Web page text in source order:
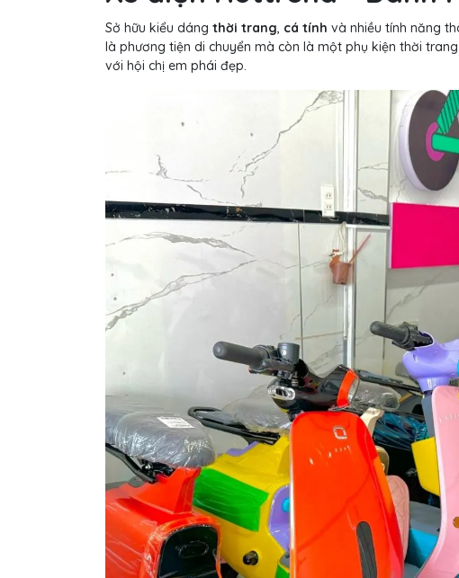
Sở hữu kiểu dáng thời trang, cá tính và nhiều tính năng
là phương tiện di chuyển mà còn là một phụ kiện thời
với hội chị em phái đẹp.